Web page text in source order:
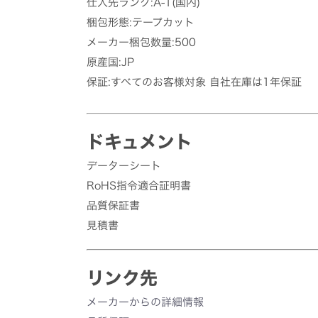
仕入先ランク:A-1(国内)
梱包形態:テープカット
メーカー梱包数量:500
原産国:JP
保証:すべてのお客様対象 自社在庫は1年保証
ドキュメント
データーシート
RoHS指令適合証明書
品質保証書
見積書
リンク先
メーカーからの詳細情報